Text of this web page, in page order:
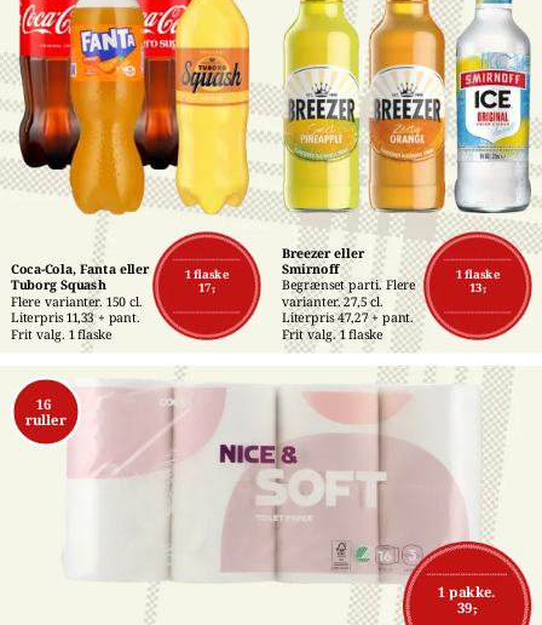
1 flaske
17,-
Coca-Cola, Fanta eller
Tuborg Squash
Flere varianter. 150 cl.
Literpris 11,33 + pant.
Frit valg. 1 flaske
1 flaske
13,-
Breezer eller
Smirnoff
Begrænset parti. Flere
varianter. 27,5 cl.
Literpris 47,27 + pant.
Frit valg. 1 flaske
16
ruller
1 pakke.
39,-